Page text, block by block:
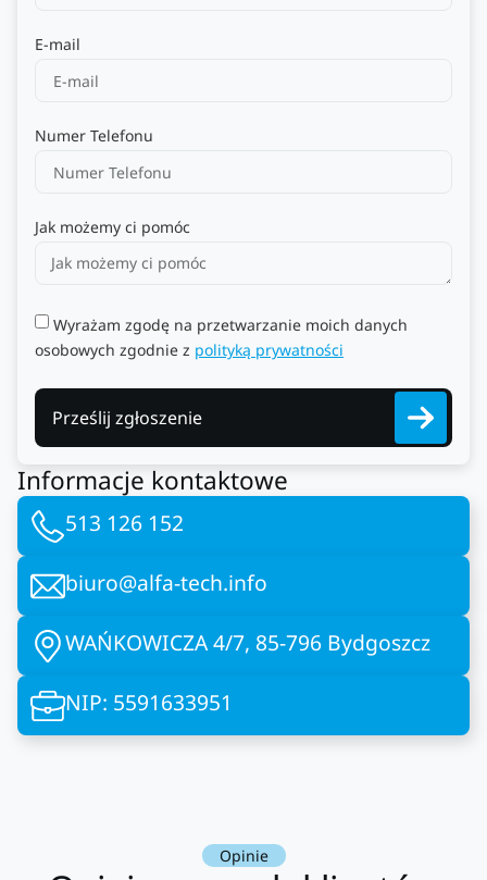
E-mail
Numer Telefonu
Jak możemy ci pomóc
Wyrażam zgodę na przetwarzanie moich danych
osobowych zgodnie z polityką prywatności
Prześlij zgłoszenie
Informacje kontaktowe
513 126 152
biuro@alfa-tech.info
WAŃKOWICZA 4/7, 85-796 Bydgoszcz
NIP: 5591633951
Opinie